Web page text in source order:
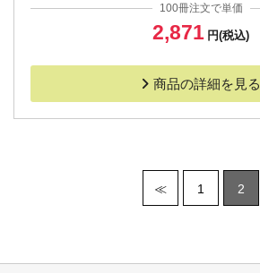
100冊注文で単価
2,871 円(税込)
商品の詳細を見る
≪ 1 2